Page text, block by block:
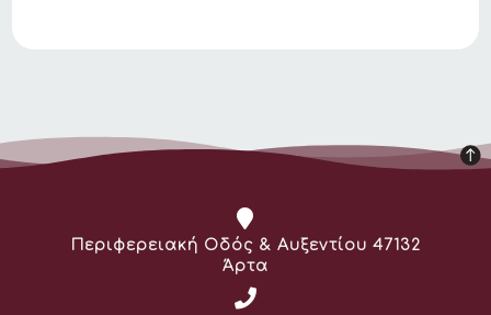
Διεύθυνση:
Περιφερειακή Οδός & Αυξεντίου 47132
Άρτα